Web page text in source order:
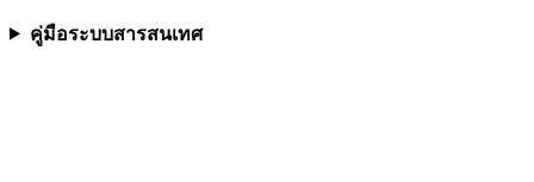
คู่มือระบบสารสนเทศ